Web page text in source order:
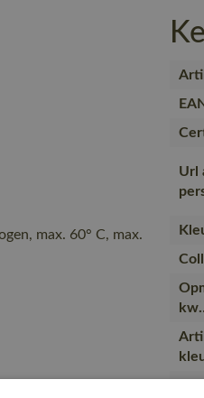
max. 60° C, max.
Url